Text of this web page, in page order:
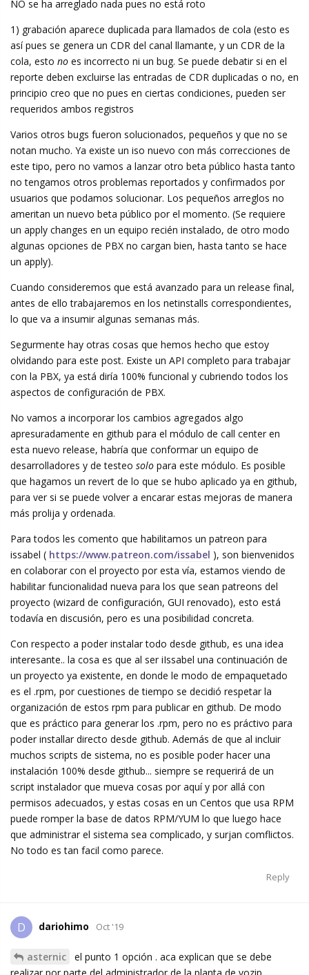
NO se ha arreglado nada pues no está roto
1) grabación aparece duplicada para llamados de cola (esto es
así pues se genera un CDR del canal llamante, y un CDR de la
cola, esto no es incorrecto ni un bug. Se puede debatir si en el
reporte deben excluirse las entradas de CDR duplicadas o no, en
principio creo que no pues en ciertas condiciones, pueden ser
requeridos ambos registros
Varios otros bugs fueron solucionados, pequeños y que no se
notan mucho. Ya existe un iso nuevo con más correcciones de
este tipo, pero no vamos a lanzar otro beta público hasta tanto
no tengamos otros problemas reportados y confirmados por
usuarios que podamos solucionar. Los pequeños arreglos no
ameritan un nuevo beta público por el momento. (Se requiere
un apply changes en un equipo recién instalado, de otro modo
algunas opciones de PBX no cargan bien, hasta tanto se hace
un apply).
Cuando consideremos que está avanzado para un release final,
antes de ello trabajaremos en los netinstalls correspondientes,
lo que va a insumir algunas semanas más.
Segurmente hay otras cosas que hemos hecho que estoy
olvidando para este post. Existe un API completo para trabajar
con la PBX, ya está diría 100% funcional y cubriendo todos los
aspectos de configuración de PBX.
No vamos a incorporar los cambios agregados algo
apresuradamente en github para el módulo de call center en
esta nuevo release, habría que conformar un equipo de
desarrolladores y de testeo solo para este módulo. Es posible
que hagamos un revert de lo que se hubo aplicado ya en github,
para ver si se puede volver a encarar estas mejoras de manera
más prolija y ordenada.
Para todos les comento que habilitamos un patreon para
issabel ( https://www.patreon.com/issabel ), son bienvenidos
en colaborar con el proyecto por esta vía, estamos viendo de
habilitar funcionalidad nueva para los que sean patreons del
proyecto (wizard de configuración, GUI renovado), esto está
todavía en discusión, pero es una posibilidad concreta.
Con respecto a poder instalar todo desde github, es una idea
interesante.. la cosa es que al ser iIssabel una continuación de
un proyecto ya existente, en donde le modo de empaquetado
es el .rpm, por cuestiones de tiempo se decidió respetar la
organización de estos rpm para publicar en github. De modo
que es práctico para generar los .rpm, pero no es práctivo para
poder installar directo desde github. Además de que al incluir
muchos scripts de sistema, no es posible poder hacer una
instalación 100% desde github... siempre se requerirá de un
script instalador que mueva cosas por aquí y por allá con
permisos adecuados, y estas cosas en un Centos que usa RPM
puede romper la base de datos RPM/YUM lo que luego hace
que administrar el sistema sea complicado, y surjan comflictos.
No todo es tan facil como parece.
Reply
D dariohimo Oct '19
asternic
el punto 1 opción . aca explican que se debe